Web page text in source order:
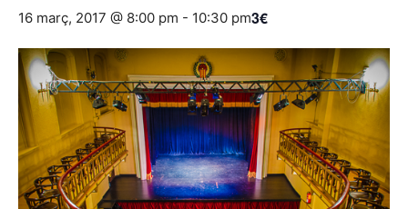
16 març, 2017 @ 8:00 pm - 10:30 pm3€